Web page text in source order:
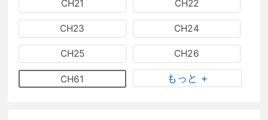
CH21 CH22
CH23 CH24
CH25 CH26
CH61 もっと +